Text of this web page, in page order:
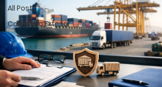
All Posts
Comercio Exterior